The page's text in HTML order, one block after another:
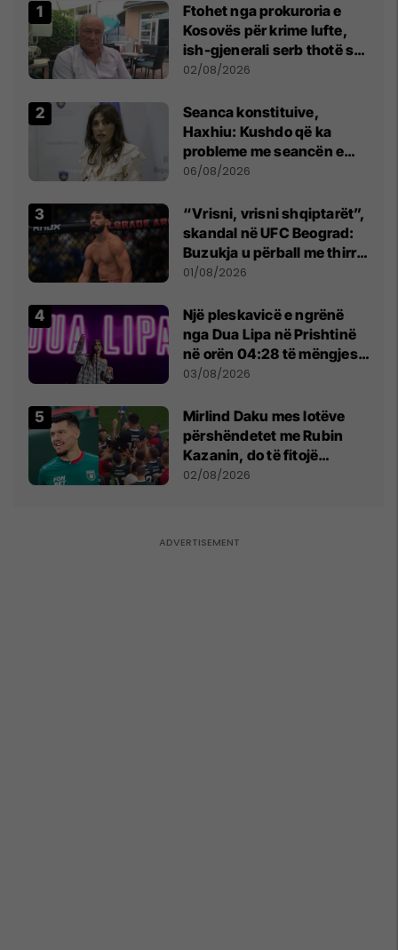
Ftohet nga prokuroria e
Kosovës për krime lufte,
ish-gjenerali serb thotë se
dikush e tradhtoi në
02/08/2026
Seanca konstituive,
Haxhiu: Kushdo që ka
probleme me seancën e
sotme e ftoj t’i drejtohet
06/08/2026
“Vrisni, vrisni shqiptarët”,
skandal në UFC Beograd:
Buzukja u përball me thirrje
anti-shqiptare nga
01/08/2026
Një pleskavicë e ngrënë
nga Dua Lipa në Prishtinë
në orën 04:28 të mëngjesit
- dhe bota digjitale serbe
03/08/2026
Mirlind Daku mes lotëve
përshëndetet me Rubin
Kazanin, do të fitojë
miliona te Spartak Moska
02/08/2026